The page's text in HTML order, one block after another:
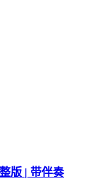
版 | 带伴奏